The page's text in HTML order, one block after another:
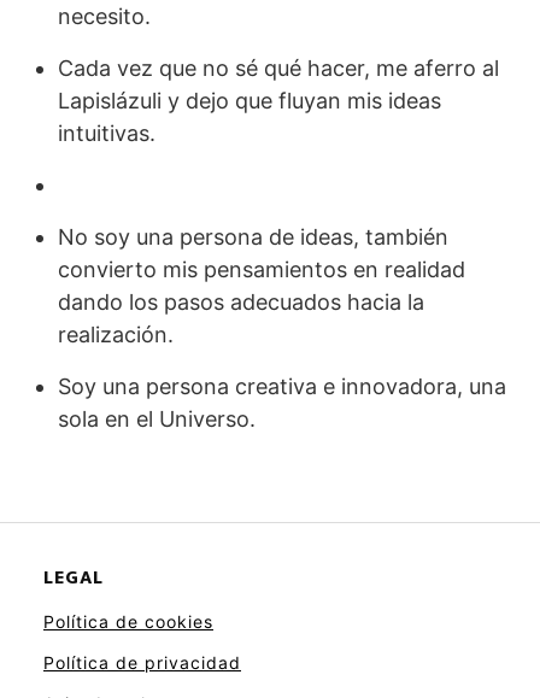
necesito.
Cada vez que no sé qué hacer, me aferro al
Lapislázuli y dejo que fluyan mis ideas
intuitivas.
No soy una persona de ideas, también
convierto mis pensamientos en realidad
dando los pasos adecuados hacia la
realización.
Soy una persona creativa e innovadora, una
sola en el Universo.
LEGAL
Política de cookies
Política de privacidad